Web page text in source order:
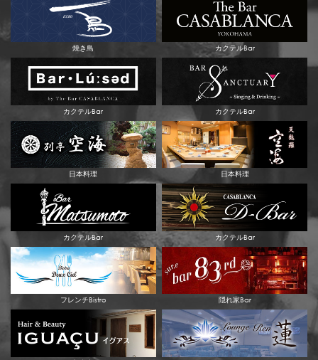
焼き鳥 カクテルBar
カクテルBar カクテルBar
日本料理 日本料理
カクテルBar カクテルBar
フレンチBistro 隠れ家Bar